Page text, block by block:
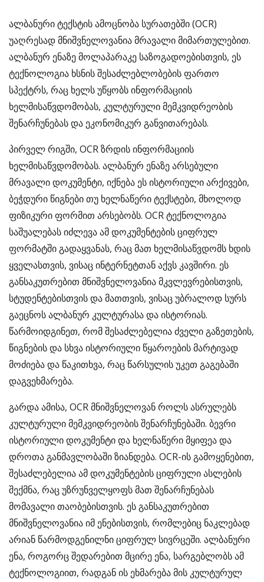
ალბანური ტექსტის ამოცნობა სურათებში (OCR)
უაღრესად მნიშვნელოვანია მრავალი მიმართულებით.
ალბანურ ენაზე მოლაპარაკე საზოგადოებისთვის, ეს
ტექნოლოგია ხსნის შესაძლებლობების ფართო
სპექტრს, რაც ხელს უწყობს ინფორმაციის
ხელმისაწვდომობას, კულტურული მემკვიდრეობის
შენარჩუნებას და ეკონომიკურ განვითარებას.
პირველ რიგში, OCR ზრდის ინფორმაციის
ხელმისაწვდომობას. ალბანურ ენაზე არსებული
მრავალი დოკუმენტი, იქნება ეს ისტორიული არქივები,
ბეჭდური წიგნები თუ ხელნაწერი ტექსტები, მხოლოდ
ფიზიკური ფორმით არსებობს. OCR ტექნოლოგია
საშუალებას იძლევა ამ დოკუმენტების ციფრულ
ფორმატში გადაყვანას, რაც მათ ხელმისაწვდომს ხდის
ყველასთვის, ვისაც ინტერნეტთან აქვს კავშირი. ეს
განსაკუთრებით მნიშვნელოვანია მკვლევრებისთვის,
სტუდენტებისთვის და მათთვის, ვისაც უბრალოდ სურს
გაეცნოს ალბანურ კულტურასა და ისტორიას.
წარმოიდგინეთ, რომ შესაძლებელია ძველი გაზეთების,
წიგნების და სხვა ისტორიული წყაროების მარტივად
მოძიება და წაკითხვა, რაც წარსულის უკეთ გაგებაში
დაგვეხმარება.
გარდა ამისა, OCR მნიშვნელოვან როლს ასრულებს
კულტურული მემკვიდრეობის შენარჩუნებაში. ბევრი
ისტორიული დოკუმენტი და ხელნაწერი მყიფეა და
დროთა განმავლობაში ზიანდება. OCR-ის გამოყენებით,
შესაძლებელია ამ დოკუმენტების ციფრული ასლების
შექმნა, რაც უზრუნველყოფს მათ შენარჩუნებას
მომავალი თაობებისთვის. ეს განსაკუთრებით
მნიშვნელოვანია იმ ენებისთვის, რომლებიც ნაკლებად
არიან წარმოდგენილნი ციფრულ სივრცეში. ალბანური
ენა, როგორც შედარებით მცირე ენა, სარგებლობს ამ
ტექნოლოგიით, რადგან ის ეხმარება მის კულტურულ